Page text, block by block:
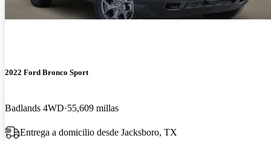
2022 Ford Bronco Sport
Badlands 4WD 55,609 millas
Entrega a domicilio desde Jacksboro, TX